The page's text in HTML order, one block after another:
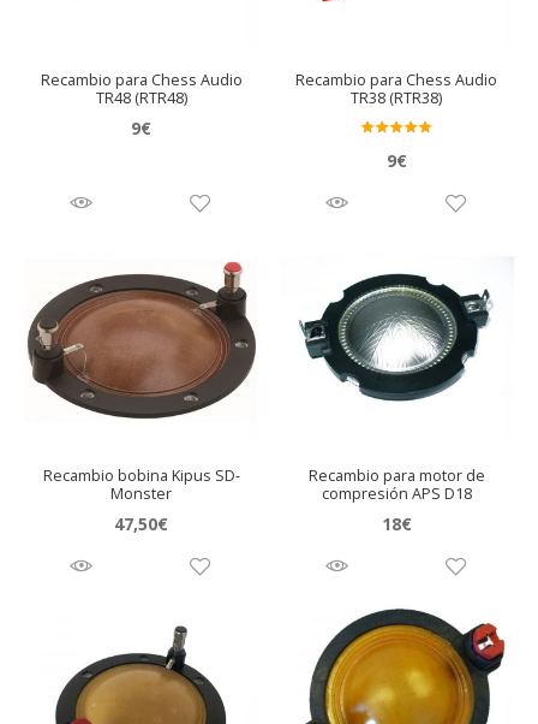
Recambio para Chess Audio
TR48 (RTR48)
9€
Recambio para Chess Audio
TR38 (RTR38)
do en
9€
Recambio bobina Kipus SD-
Monster
47,50€
Recambio para motor de
compresión APS D18
18€